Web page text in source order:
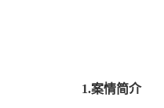
1.案情简介